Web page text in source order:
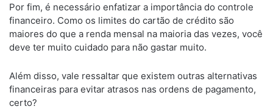
Por fim, é necessário enfatizar a importância do controle
financeiro. Como os limites do cartão de crédito são
maiores do que a renda mensal na maioria das vezes, você
deve ter muito cuidado para não gastar muito.
Além disso, vale ressaltar que existem outras alternativas
financeiras para evitar atrasos nas ordens de pagamento,
certo?